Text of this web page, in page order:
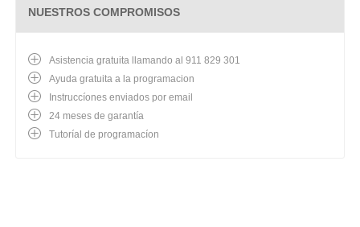
NUESTROS COMPROMISOS
Asistencia gratuita llamando al 911 829 301
Ayuda gratuita a la programacion
Instruccíones enviados por email
24 meses de garantía
Tutoríal de programacíon